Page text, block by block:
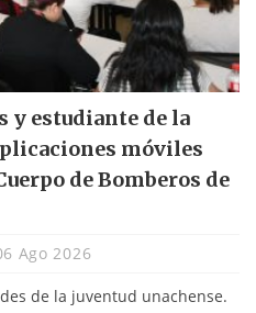
y estudiante de la
móviles
de Bomberos de
Ago 2026
de la juventud unachense.